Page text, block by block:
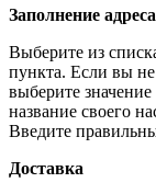
Заполнение адреса
Выберите из
пункта. Если вы
выберите
название своего
Введите
Доставка